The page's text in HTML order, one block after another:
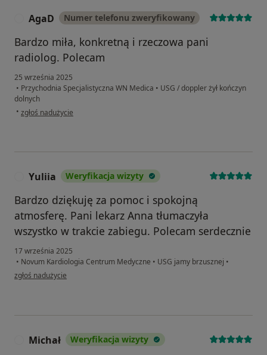
AgaD Numer telefonu zweryfikowany
Bardzo miła, konkretną i rzeczowa pani
radiolog. Polecam
25 września 2025
• Przychodnia Specjalistyczna WN Medica • USG / doppler żył kończyn
dolnych
• w opinii użytkownika AgaD
zgłoś nadużycie
Yuliia Weryfikacja wizyty
Bardzo dziękuję za pomoc i spokojną
atmosferę. Pani lekarz Anna tłumaczyła
wszystko w trakcie zabiegu. Polecam serdecznie
17 września 2025
• Novum Kardiologia Centrum Medyczne • USG jamy brzusznej •
w opinii użytkownika Yuliia
zgłoś nadużycie
Michał Weryfikacja wizyty